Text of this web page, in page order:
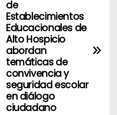
de
Establecimientos
Educacionales de
Alto Hospicio
abordan
temáticas de
convivencia y
seguridad escolar
en diálogo
ciudadano